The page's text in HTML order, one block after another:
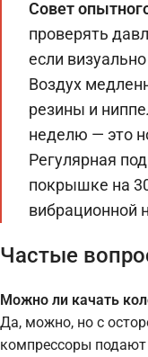
Совет
проверять
если
Воздух
резины и
неделю — это
Регулярная
покрышке на
вибрационной
Частые
Можно ли качать
Да, можно, но с
компрессоры